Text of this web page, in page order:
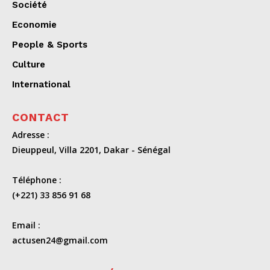
Société
Economie
People & Sports
Culture
International
CONTACT
Adresse :
Dieuppeul, Villa 2201, Dakar - Sénégal
Téléphone :
(+221) 33 856 91 68
Email :
actusen24@gmail.com